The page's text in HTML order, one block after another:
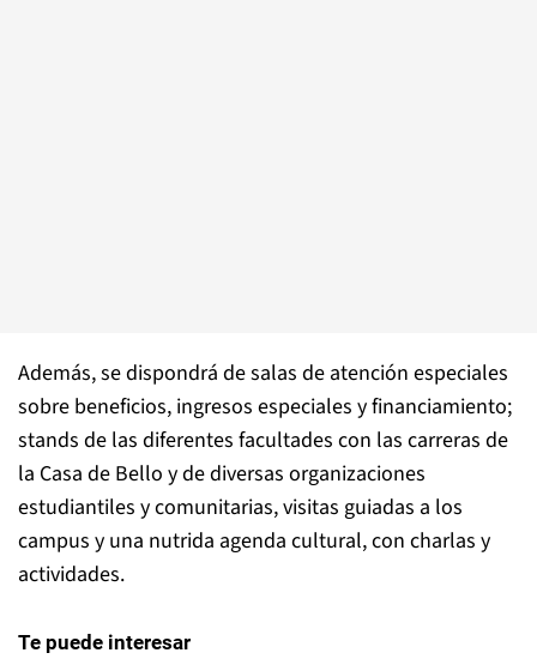
Además, se dispondrá de salas de atención especiales
sobre beneficios, ingresos especiales y financiamiento;
stands de las diferentes facultades con las carreras de
la Casa de Bello y de diversas organizaciones
estudiantiles y comunitarias, visitas guiadas a los
campus y una nutrida agenda cultural, con charlas y
actividades.
Te puede interesar